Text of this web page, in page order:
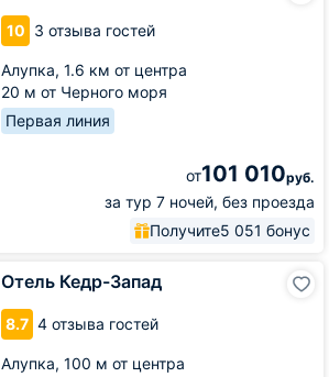
10 3 отзыва гостей
Алупка, 1.6 км от центра
20 м от Черного моря
Первая линия
от101 010руб.
за тур 7 ночей, без проезда
Получите5 051 бонус
Отель Кедр-Запад
8.7 4 отзыва гостей
Алупка, 100 м от центра